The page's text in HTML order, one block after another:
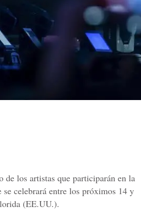
de los artistas que participarán en la
se celebrará entre los próximos 14 y
(EE.UU.).